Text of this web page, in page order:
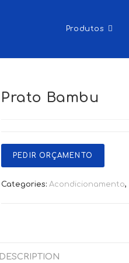
Produtos
Prato Bambu
PEDIR ORÇAMENTO
Categories: Acondicionamento,
DESCRIPTION